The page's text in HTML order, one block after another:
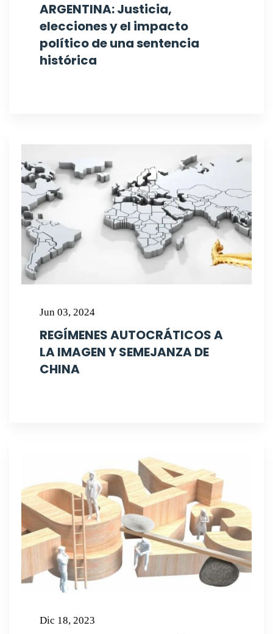
ARGENTINA: Justicia,
elecciones y el impacto
político de una sentencia
histórica
Jun 03, 2024
REGÍMENES AUTOCRÁTICOS A
LA IMAGEN Y SEMEJANZA DE
CHINA
Dic 18, 2023